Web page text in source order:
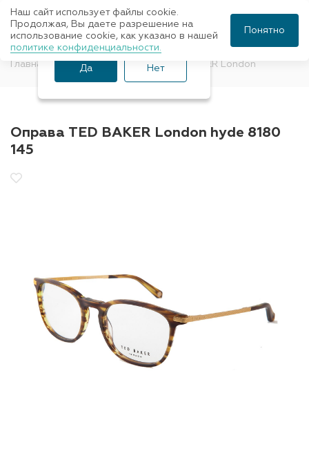
Главная Оправы для очков TED BAKER London
Оправа TED BAKER London hyde 8180
145
Ваш город Санкт-
Петербург?
Да Нет
Наш сайт использует файлы cookie.
Продолжая, Вы даете разрешение на
использование cookie, как указано в нашей
политике конфиденциальности.
Понятно